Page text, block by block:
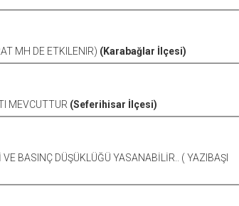
MH DE ETKILENIR) (Karabağlar İlçesi)
MEVCUTTUR (Seferihisar İlçesi)
BASINÇ DÜŞÜKLÜĞÜ YASANABİLİR.. ( YAZIBAŞI